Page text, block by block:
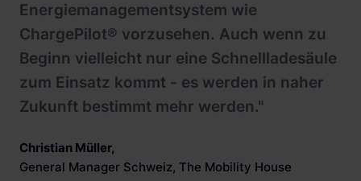
Energiemanagementsystem wie
ChargePilot® vorzusehen. Auch wenn zu
Beginn vielleicht nur eine Schnellladesäule
zum Einsatz kommt - es werden in naher
Zukunft bestimmt mehr werden."
Christian Müller,
General Manager Schweiz, The Mobility House